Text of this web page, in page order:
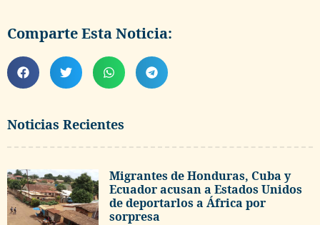
Noticias Recientes
Migrantes de Honduras, Cuba y
Ecuador acusan a Estados Unidos
de deportarlos a África por
sorpresa
Comparte Esta Noticia: